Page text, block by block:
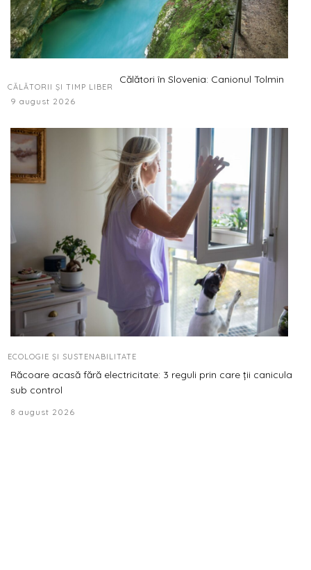
CĂLĂTORII ȘI TIMP LIBER
Călători în Slovenia: Canionul Tolmin
9 august 2026
ECOLOGIE ȘI SUSTENABILITATE
Răcoare acasă fără electricitate: 3 reguli prin care ții canicula
sub control
8 august 2026